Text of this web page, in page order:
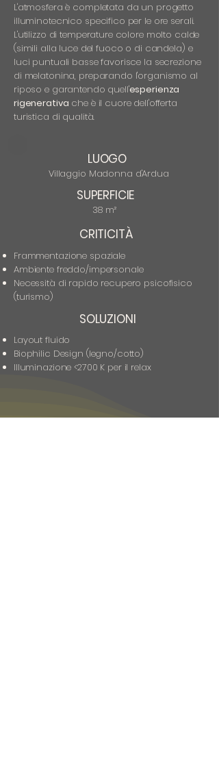
L'atmosfera è completata da un progetto
illuminotecnico specifico per le ore serali.
L'utilizzo di temperature colore molto calde
(simili alla luce del fuoco o di candela) e
luci puntuali basse favorisce la secrezione
di melatonina, preparando l'organismo al
riposo e garantendo quell'esperienza
rigenerativa che è il cuore dell'offerta
turistica di qualità.
LUOGO
Villaggio Madonna d'Ardua
SUPERFICIE
38 m²
CRITICITÀ
Frammentazione spaziale
Ambiente freddo/impersonale
Necessità di rapido recupero psicofisico
(turismo)
SOLUZIONI
Layout fluido
Biophilic Design (legno/cotto)
Illuminazione <2700 K per il relax